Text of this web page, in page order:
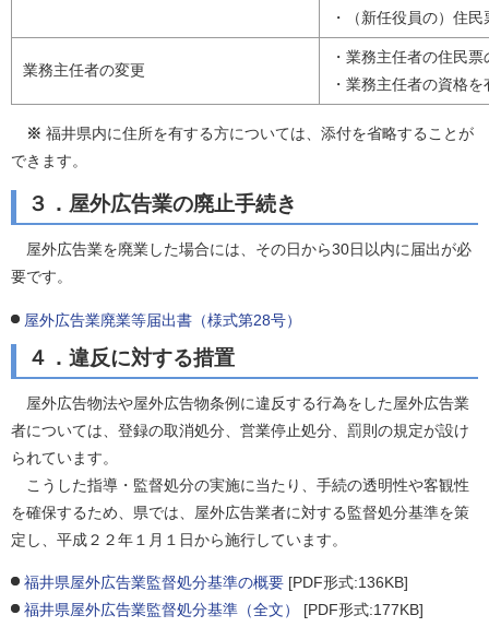
・（新任役員の）住
業務主任者の変更
・業務主任者の住民
・業務主任者の資格
※ 福井県内に住所を有する方については、添付を省略することが
できます。
３．屋外広告業の廃止手続き
屋外広告業を廃業した場合には、その日から30日以内に届出が必
要です。
屋外広告業廃業等届出書（様式第28号）
４．違反に対する措置
屋外広告物法や屋外広告物条例に違反する行為をした屋外広告業
者については、登録の取消処分、営業停止処分、罰則の規定が設け
られています。
こうした指導・監督処分の実施に当たり、手続の透明性や客観性
を確保するため、県では、屋外広告業者に対する監督処分基準を策
定し、平成２２年１月１日から施行しています。
福井県屋外広告業監督処分基準の概要 [PDF形式:136KB]
福井県屋外広告業監督処分基準（全文）
[PDF形式:177KB]